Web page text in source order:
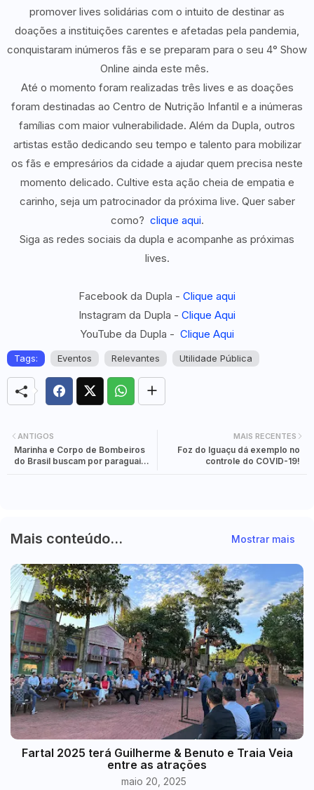
promover lives solidárias com o intuito de destinar as
doações a instituições carentes e afetadas pela pandemia,
conquistaram inúmeros fãs e se preparam para o seu 4° Show
Online ainda este mês.
Até o momento foram realizadas três lives e as doações
foram destinadas ao Centro de Nutrição Infantil e a inúmeras
famílias com maior vulnerabilidade. Além da Dupla, outros
artistas estão dedicando seu tempo e talento para mobilizar
os fãs e empresários da cidade a ajudar quem precisa neste
momento delicado. Cultive esta ação cheia de empatia e
carinho, seja um patrocinador da próxima live. Quer saber
como? clique aqui.
Siga as redes sociais da dupla e acompanhe as próximas
lives.
Facebook da Dupla - Clique aqui
Instagram da Dupla - Clique Aqui
YouTube da Dupla - Clique Aqui
Tags: Eventos Relevantes Utilidade Pública
MAIS RECENTES
Foz do Iguaçu dá exemplo no
controle do COVID-19!
ANTIGOS
Marinha e Corpo de Bombeiros
do Brasil buscam por paraguaios
Mais conteúdo... Mostrar mais
Fartal 2025 terá Guilherme & Benuto e Traia Veia
entre as atrações
maio 20, 2025